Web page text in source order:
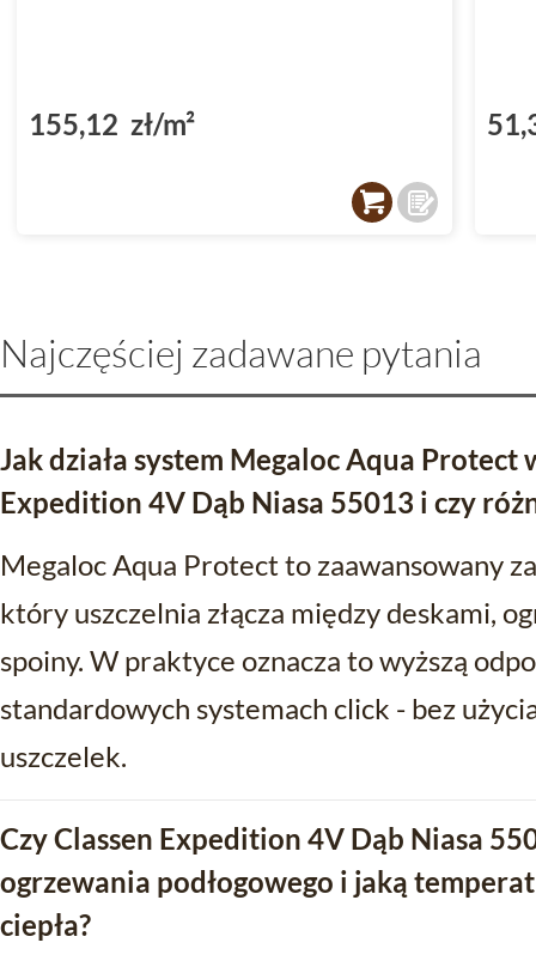
155,12 zł/m²
Najczęściej zadawane pytania
Jak działa system Megaloc Aqua Protect
Expedition 4V Dąb Niasa 55013 i czy
Megaloc Aqua Protect to zaawansowany
który uszczelnia złącza między deskami,
spoiny. W praktyce oznacza to wyższą
standardowych systemach click - bez
uszczelek.
Czy Classen Expedition 4V Dąb Niasa
ogrzewania podłogowego i jaką
ciepła?